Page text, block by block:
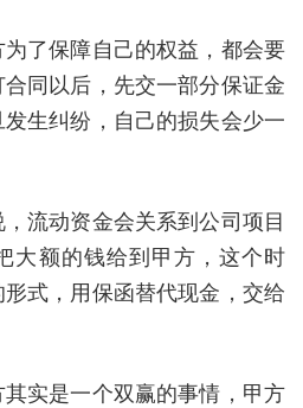
了保障自己的权益，都会要
同以后，先交一部分保证金
生纠纷，自己的损失会少一
流动资金会关系到公司项目
大额的钱给到甲方，这个时
式，用保函替代现金，交给
实是一个双赢的事情，甲方